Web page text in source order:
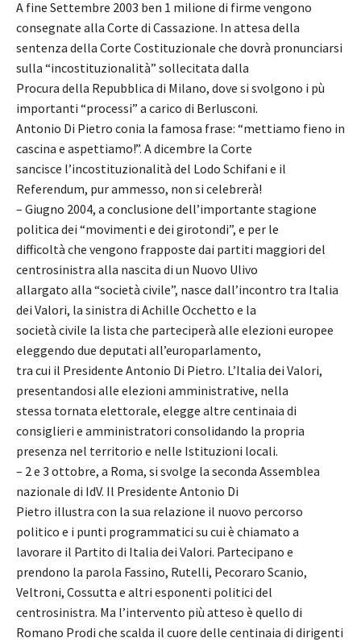
A fine Settembre 2003 ben 1 milione di firme vengono
consegnate alla Corte di Cassazione. In attesa della
sentenza della Corte Costituzionale che dovrà pronunciarsi
sulla “incostituzionalità” sollecitata dalla
Procura della Repubblica di Milano, dove si svolgono i pù
importanti “processi” a carico di Berlusconi.
Antonio Di Pietro conia la famosa frase: “mettiamo fieno in
cascina e aspettiamo!”. A dicembre la Corte
sancisce l’incostituzionalità del Lodo Schifani e il
Referendum, pur ammesso, non si celebrerà!
– Giugno 2004, a conclusione dell’importante stagione
politica dei “movimenti e dei girotondi”, e per le
difficoltà che vengono frapposte dai partiti maggiori del
centrosinistra alla nascita di un Nuovo Ulivo
allargato alla “società civile”, nasce dall’incontro tra Italia
dei Valori, la sinistra di Achille Occhetto e la
società civile la lista che parteciperà alle elezioni europee
eleggendo due deputati all’europarlamento,
tra cui il Presidente Antonio Di Pietro. L’Italia dei Valori,
presentandosi alle elezioni amministrative, nella
stessa tornata elettorale, elegge altre centinaia di
consiglieri e amministratori consolidando la propria
presenza nel territorio e nelle Istituzioni locali.
– 2 e 3 ottobre, a Roma, si svolge la seconda Assemblea
nazionale di IdV. Il Presidente Antonio Di
Pietro illustra con la sua relazione il nuovo percorso
politico e i punti programmatici su cui è chiamato a
lavorare il Partito di Italia dei Valori. Partecipano e
prendono la parola Fassino, Rutelli, Pecoraro Scanio,
Veltroni, Cossutta e altri esponenti politici del
centrosinistra. Ma l’intervento più atteso è quello di
Romano Prodi che scalda il cuore delle centinaia di dirigenti